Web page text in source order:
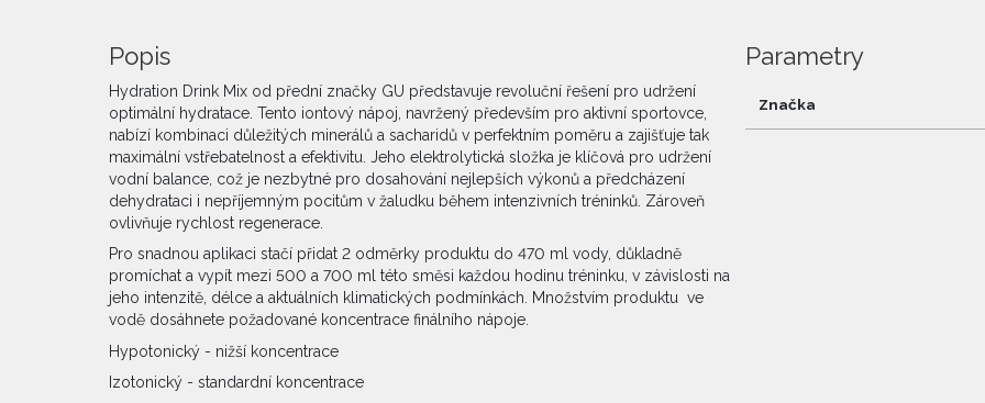
Popis
Hydration Drink Mix od přední značky GU představuje revoluční řešení pro udržení
optimální hydratace. Tento iontový nápoj, navržený především pro aktivní sportovce,
nabízí kombinaci důležitých minerálů a sacharidů v perfektním poměru a zajišťuje tak
maximální vstřebatelnost a efektivitu. Jeho elektrolytická složka je klíčová pro udržení
vodní balance, což je nezbytné pro dosahování nejlepších výkonů a předcházení
dehydrataci i nepříjemným pocitům v žaludku během intenzivních tréninků. Zároveň
ovlivňuje rychlost regenerace.
Pro snadnou aplikaci stačí přidat 2 odměrky produktu do 470 ml vody, důkladně
promíchat a vypít mezi 500 a 700 ml této směsi každou hodinu tréninku, v závislosti na
jeho intenzitě, délce a aktuálních klimatických podmínkách. Množstvím produktu ve
vodě dosáhnete požadované koncentrace finálního nápoje.
Hypotonický - nižší koncentrace
Izotonický - standardní koncentrace
Parametry
Značka